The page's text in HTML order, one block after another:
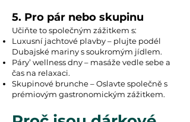
5. Pro pár nebo skupinu
Učiňte to společným zážitkem s:
Luxusní jachtové plavby – plujte podél
Dubajské mariny s soukromým jídlem.
Páry’ wellness dny – masáže vedle sebe a
čas na relaxaci.
Skupinové brunche – Oslavte společně s
prémiovým gastronomickým zážitkem.